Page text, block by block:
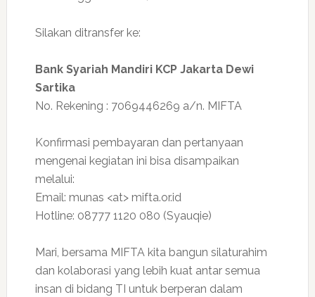
Silakan ditransfer ke:
Bank Syariah Mandiri KCP Jakarta Dewi
Sartika
No. Rekening : 7069446269 a/n. MIFTA
Konfirmasi pembayaran dan pertanyaan
mengenai kegiatan ini bisa disampaikan
melalui:
Email: munas <at> mifta.or.id
Hotline: 08777 1120 080 (Syauqie)
Mari, bersama MIFTA kita bangun silaturahim
dan kolaborasi yang lebih kuat antar semua
insan di bidang TI untuk berperan dalam